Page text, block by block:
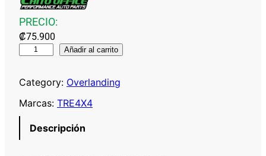
PRECIO:
₡75.900
E
X
Añadir al carrito
Category: Overlanding
Marcas: TRE4X4
Descripción